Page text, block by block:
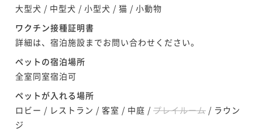
大型犬 / 中型犬 / 小型犬 / 猫 / 小動物
ワクチン接種証明書
詳細は、宿泊施設までお問い合わせください。
ペットの宿泊場所
全室同室宿泊可
ペットが入れる場所
ロビー / レストラン / 客室 / 中庭 / プレイルーム / ラウン
ジ